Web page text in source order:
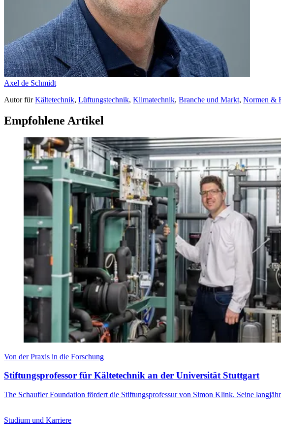
Axel de Schmidt
AutorfürKältetechnik, Lüftungstechnik, Klimatechnik, Branche und Markt, Normen &
Empfohlene Artikel
Von der Praxis in die Forschung
Stiftungsprofessor für Kältetechnik an der Universität Stuttgart
The Schaufler Foundation fördert die Stiftungsprofessur von Simon Klink. Seine
Studium und Karriere